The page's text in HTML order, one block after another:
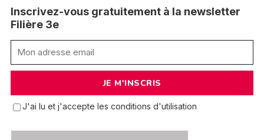
Inscrivez-vous gratuitement à la newsletter
Filière 3e
J'ai lu et j'accepte les conditions d'utilisation